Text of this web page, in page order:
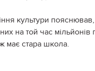
культури
на той час
має стара школа.